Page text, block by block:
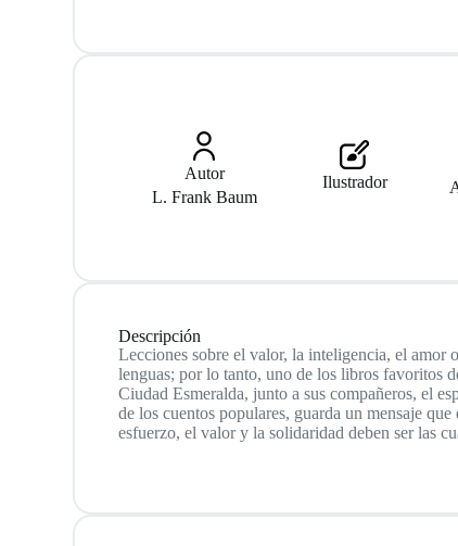
Autor
L. Frank Baum
Ilustrador
Descripción
Lecciones sobre el valor, la inteligencia, el amor
lenguas; por lo tanto, uno de los libros favoritos
Ciudad Esmeralda, junto a sus compañeros, el
de los cuentos populares, guarda un mensaje
esfuerzo, el valor y la solidaridad deben ser las